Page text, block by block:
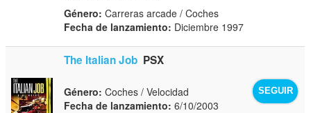
Género: Carreras arcade / Coches
Fecha de lanzamiento: Diciembre 1997
The Italian Job PSX
SEGUIR
Género: Coches / Velocidad
Fecha de lanzamiento: 6/10/2003